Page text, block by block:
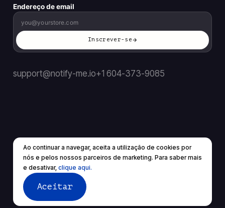
Ao continuar a navegar, aceita a utilização de cookies por
nós e pelos nossos parceiros de marketing. Para saber mais
e desativar, clique aqui.
Aceitar
Endereço de email
Inscrever-se
support@notify-me.io+1 604-373-9085
PT ▼
© 2026 Todos os direitos reservados.
Termos de Serviço